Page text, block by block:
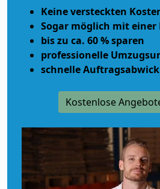
Keine versteckten
Sogar möglich mit
bis zu ca. 60 % sparen
professionelle
schnelle
Kostenlose